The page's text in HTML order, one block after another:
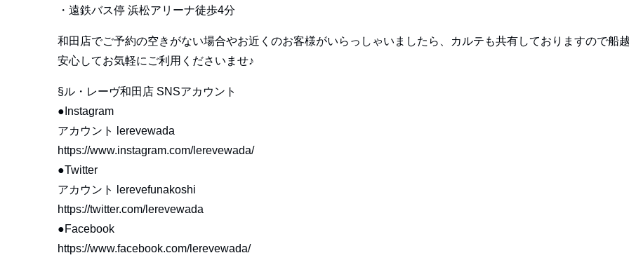
・遠鉄バス停 浜松アリーナ徒歩4分
和田店でご予約の空きがない場合やお近くのお客様がいらっしゃいましたら、カルテも共有しておりますので船
安心してお気軽にご利用くださいませ♪
§ル・レーヴ和田店 SNSアカウント
●Instagram
アカウント lerevewada
https://www.instagram.com/lerevewada/
●Twitter
アカウント lerevefunakoshi
https://twitter.com/lerevewada
●Facebook
https://www.facebook.com/lerevewada/